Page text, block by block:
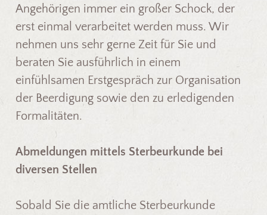
Angehörigen immer ein großer Schock, der
erst einmal verarbeitet werden muss. Wir
nehmen uns sehr gerne Zeit für Sie und
beraten Sie ausführlich in einem
einfühlsamen Erstgespräch zur Organisation
der Beerdigung sowie den zu erledigenden
Formalitäten.
Abmeldungen mittels Sterbeurkunde bei
diversen Stellen
Sobald Sie die amtliche Sterbeurkunde